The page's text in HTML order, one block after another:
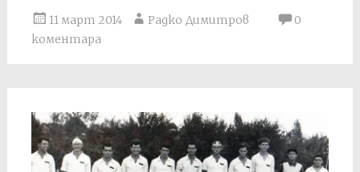
11 март 2014 Радко Димитров
0
коментара